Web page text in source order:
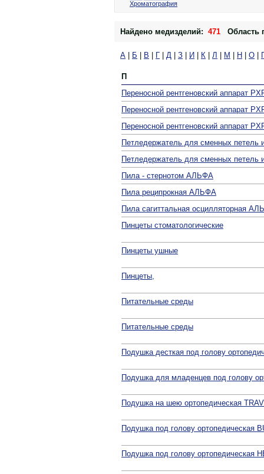
Хроматография
Найдено медизделий: 471 Область
А Б В Г Д З И К Л М Н О
П
Переносной рентгеновский аппарат
Переносной рентгеновский аппарат
Переносной рентгеновский аппарат
Петледержатель для сменных петель
Петледержатель для сменных петель
Пила - стернотом АЛЬФА
Пила реципрокная АЛЬФА
Пила сагиттальная осцилляторная
Пинцеты стоматологические
Пинцеты ушные
Пинцеты,
Питательные среды
Питательные среды
Подушка десткая под голову
Подушка для младенцев под голову
Подушка на шею ортопедическая
Подушка под голову ортопедическая
Подушка под голову ортопедическая